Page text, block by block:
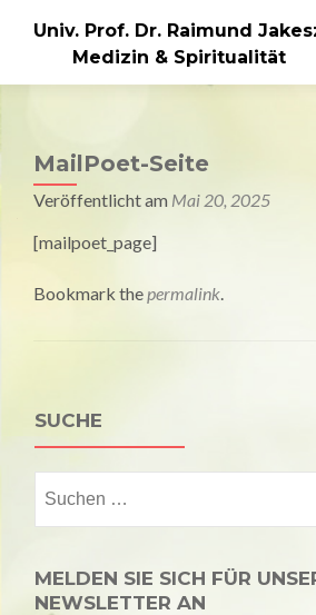
Univ. Prof. Dr. Raimund
Medizin & Spiritualität
MailPoet-Seite
Veröffentlicht am Mai 20, 2025
[mailpoet_page]
Bookmark thepermalink.
SUCHE
nach:
MELDEN SIE SICH FÜR
NEWSLETTER AN